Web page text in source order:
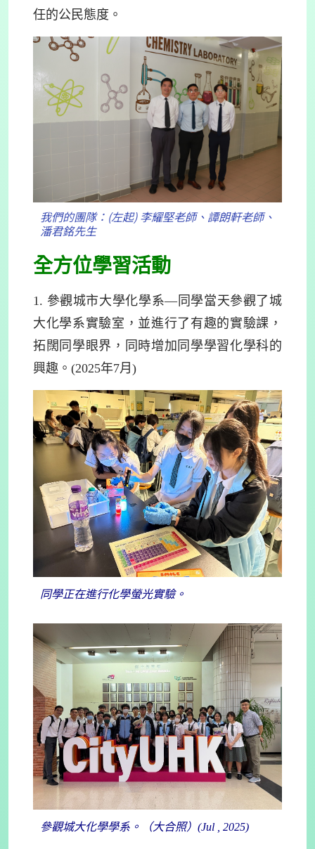
任的公民態度。
我們的團隊：(左起) 李耀堅老師、譚朗軒老師、
潘君銘先生
全方位學習活動
1. 參觀城市大學化學系—同學當天參觀了城
大化學系實驗室，並進行了有趣的實驗課，
拓闊同學眼界，同時增加同學學習化學科的
興趣。(2025年7月)
同學正在進行化學螢光實驗。
參觀城大化學學系。（大合照）(Jul , 2025)